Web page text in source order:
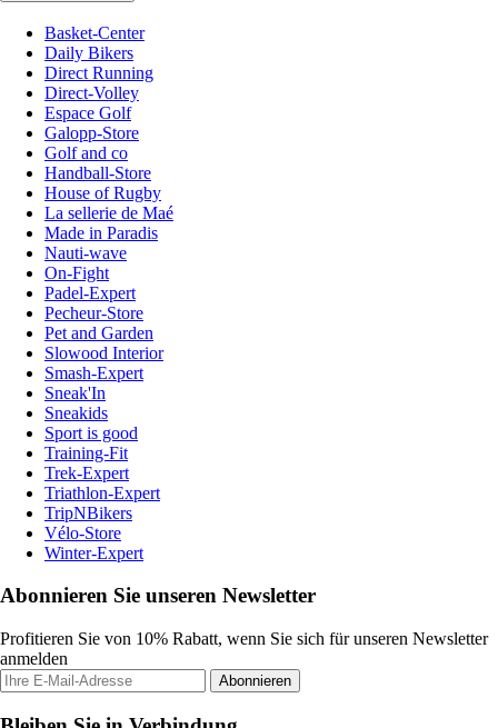
Basket-Center
Daily Bikers
Direct Running
Direct-Volley
Espace Golf
Galopp-Store
Golf and co
Handball-Store
House of Rugby
La sellerie de Maé
Made in Paradis
Nauti-wave
On-Fight
Padel-Expert
Pecheur-Store
Pet and Garden
Slowood Interior
Smash-Expert
Sneak'In
Sneakids
Sport is good
Training-Fit
Trek-Expert
Triathlon-Expert
TripNBikers
Vélo-Store
Winter-Expert
Abonnieren Sie unseren Newsletter
Profitieren Sie von 10% Rabatt, wenn Sie sich für unseren Newsletter
anmelden
Abonnieren